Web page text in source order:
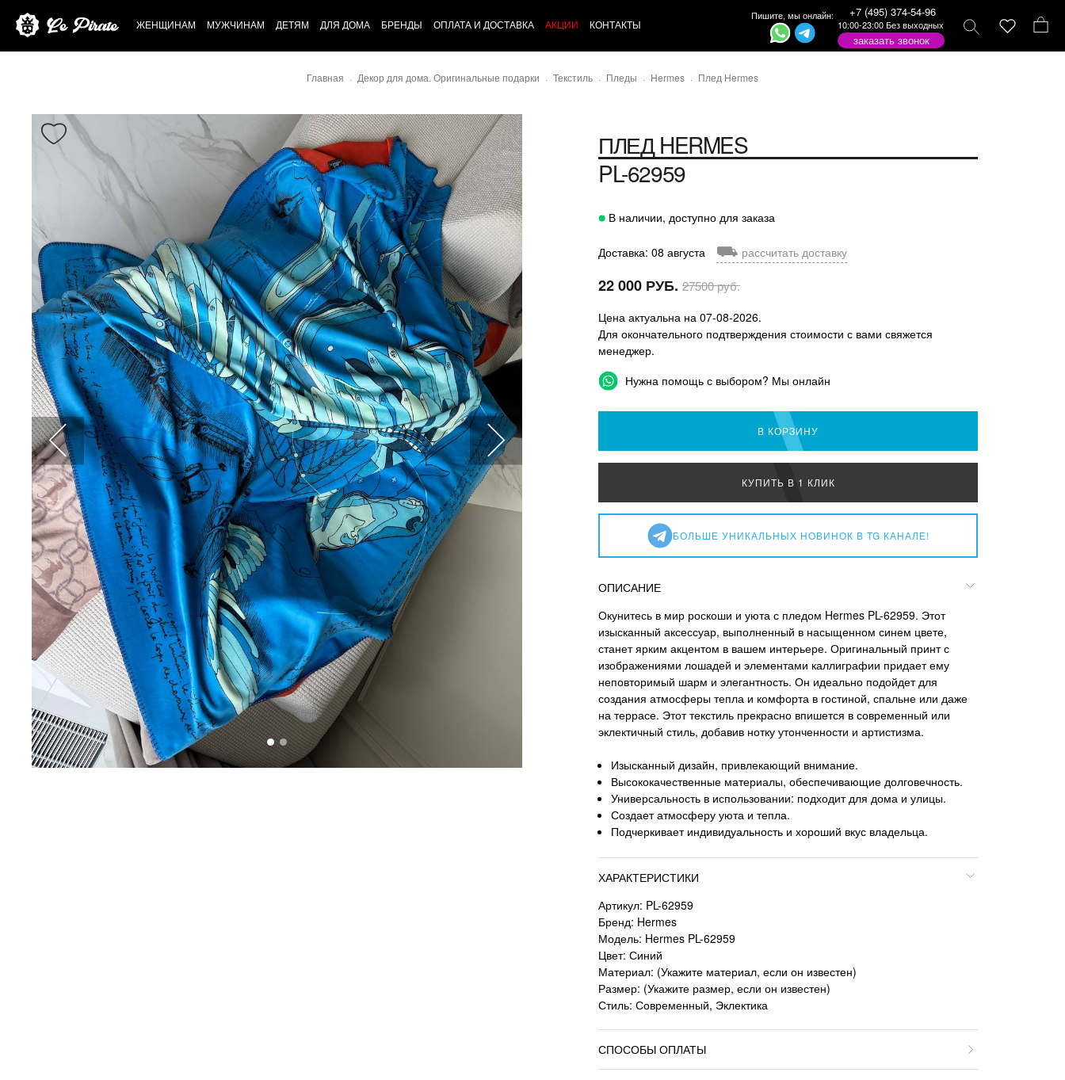
ЖЕНЩИНАМ МУЖЧИНАМ ДЕТЯМ ДЛЯ ДОМА БРЕНДЫ ОПЛАТА И ДОСТАВКА АКЦИИ КОНТАКТЫ
Пишите, мы онлайн: +7 (495) 374-54-96
10:00-23:00 Без выходных
заказать звонок
Главная Декор для дома. Оригинальные подарки Текстиль Пледы Hermes Плед Hermes
ПЛЕД HERMES
PL-62959
В наличии, доступно для заказа
Доставка: 08 августа ⛟ рассчитать доставку
22 000 РУБ. 27500 руб.
Цена актуальна на 07-08-2026.
Для окончательного подтверждения стоимости с вами свяжется
менеджер.
Нужна помощь с выбором? Мы онлайн
В КОРЗИНУ
КУПИТЬ В 1 КЛИК
БОЛЬШЕ УНИКАЛЬНЫХ НОВИНОК В TG КАНАЛЕ!
ОПИСАНИЕ
Окунитесь в мир роскоши и уюта с пледом Hermes PL-62959. Этот
изысканный аксессуар, выполненный в насыщенном синем цвете,
станет ярким акцентом в вашем интерьере. Оригинальный принт с
изображениями лошадей и элементами каллиграфии придает ему
неповторимый шарм и элегантность. Он идеально подойдет для
создания атмосферы тепла и комфорта в гостиной, спальне или даже
на террасе. Этот текстиль прекрасно впишется в современный или
эклектичный стиль, добавив нотку утонченности и артистизма.
Изысканный дизайн, привлекающий внимание.
Высококачественные материалы, обеспечивающие долговечность.
Универсальность в использовании: подходит для дома и улицы.
Создает атмосферу уюта и тепла.
Подчеркивает индивидуальность и хороший вкус владельца.
ХАРАКТЕРИСТИКИ
Артикул: PL-62959
Бренд: Hermes
Модель: Hermes PL-62959
Цвет: Синий
Материал: (Укажите материал, если он известен)
Размер: (Укажите размер, если он известен)
Стиль: Современный, Эклектика
СПОСОБЫ ОПЛАТЫ